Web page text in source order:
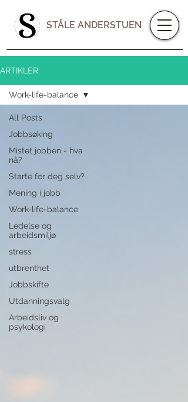
STÅLE ANDERSTUEN
ARTIKLER
All Posts
Jobbsøking
Mistet jobben - hva
nå?
Starte for deg selv?
Mening i jobb
Work-life-balance
Ledelse og
arbeidsmiljø
stress
utbrenthet
Jobbskifte
Utdanningsvalg
Arbeidsliv og
psykologi
Work-life-balance